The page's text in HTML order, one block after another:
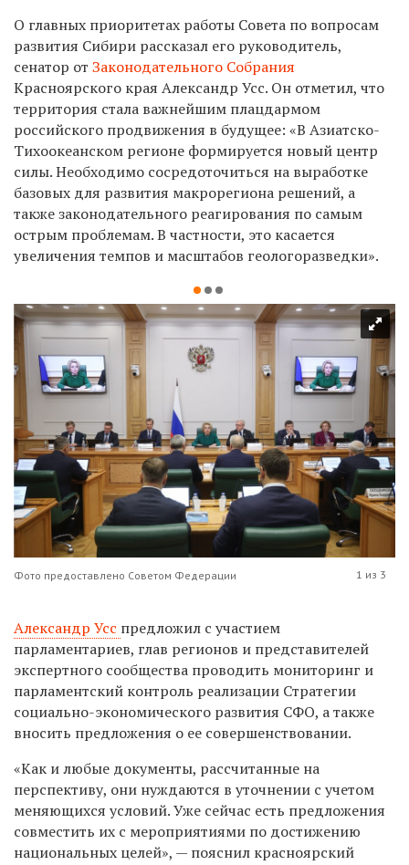
О главных приоритетах работы Совета по вопросам
развития Сибири рассказал его руководитель,
сенатор от Законодательного Собрания
Красноярского края Александр Усс. Он отметил, что
территория стала важнейшим плацдармом
российского продвижения в будущее: «В Азиатско-
Тихоокеанском регионе формируется новый центр
силы. Необходимо сосредоточиться на выработке
базовых для развития макрорегиона решений, а
также законодательного реагирования по самым
острым проблемам. В частности, это касается
увеличения темпов и масштабов геологоразведки».
Фото предоставлено Советом Федерации 1 из 3
Александр Усс предложил с участием
парламентариев, глав регионов и представителей
экспертного сообщества проводить мониторинг и
парламентский контроль реализации Стратегии
социально-экономического развития СФО, а также
вносить предложения о ее совершенствовании.
«Как и любые документы, рассчитанные на
перспективу, они нуждаются в уточнении с учетом
меняющихся условий. Уже сейчас есть предложения
совместить их с мероприятиями по достижению
национальных целей», — пояснил красноярский